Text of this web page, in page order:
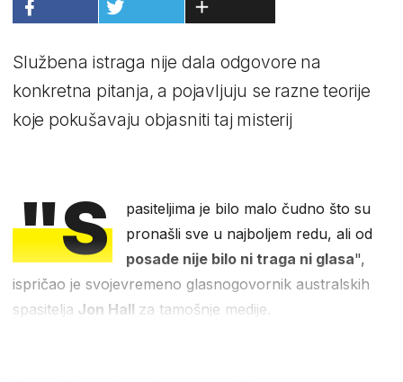
Službena istraga nije dala odgovore na
konkretna pitanja, a pojavljuju se razne teorije
koje pokušavaju objasniti taj misterij
"S
pasiteljima je bilo malo čudno što su
pronašli sve u najboljem redu, ali od
posade nije bilo ni traga ni glasa",
ispričao je svojevremeno glasnogovornik australskih
spasitelja Jon Hall za tamošnje medije.